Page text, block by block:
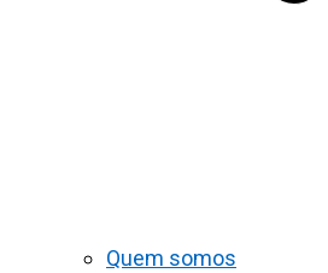
Quem somos